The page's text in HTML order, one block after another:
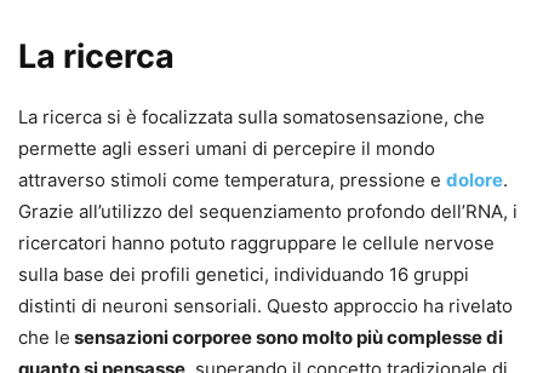
La ricerca
La ricerca si è focalizzata sulla somatosensazione, che
permette agli esseri umani di percepire il mondo
attraverso stimoli come temperatura, pressione e dolore.
Grazie all’utilizzo del sequenziamento profondo dell’RNA, i
ricercatori hanno potuto raggruppare le cellule nervose
sulla base dei profili genetici, individuando 16 gruppi
distinti di neuroni sensoriali. Questo approccio ha rivelato
che le sensazioni corporee sono molto più complesse di
quanto si pensasse, superando il concetto tradizionale di